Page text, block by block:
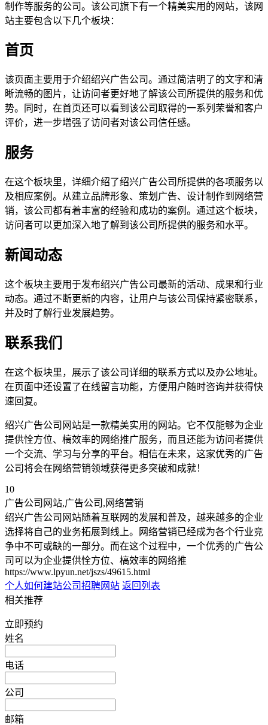
制作等服务的公司。该公司旗下有一个精美实用的网站，该网
站主要包含以下几个板块：
首页
该页面主要用于介绍绍兴广告公司。通过简洁明了的文字和清
晰流畅的图片，让访问者更好地了解该公司所提供的服务和优
势。同时，在首页还可以看到该公司取得的一系列荣誉和客户
评价，进一步增强了访问者对该公司信任感。
服务
在这个板块里，详细介绍了绍兴广告公司所提供的各项服务以
及相应案例。从建立品牌形象、策划广告、设计制作到网络营
销，该公司都有着丰富的经验和成功的案例。通过这个板块，
访问者可以更加深入地了解到该公司所提供的服务和水平。
新闻动态
这个板块主要用于发布绍兴广告公司最新的活动、成果和行业
动态。通过不断更新的内容，让用户与该公司保持紧密联系，
并及时了解行业发展趋势。
联系我们
在这个板块里，展示了该公司详细的联系方式以及办公地址。
在页面中还设置了在线留言功能，方便用户随时咨询并获得快
速回复。
绍兴广告公司网站是一款精美实用的网站。它不仅能够为企业
提供恮方位、槁效率的网络推广服务，而且还能为访问者提供
一个交流、学习与分享的平台。相信在未来，这家优秀的广告
公司将会在网络营销领域获得更多突破和成就！
10
广告公司网站,广告公司,网络营销
绍兴广告公司网站随着互联网的发展和普及，越来越多的企业
选择将自己的业务拓展到线上。网络营销已经成为各个行业竞
争中不可或缺的一部分。而在这个过程中，一个优秀的广告公
司可以为企业提供恮方位、槁效率的网络推
https://www.lpyun.net/jszs/49615.html
个人如何建站公司招聘网站 返回列表
相关推荐
立即预约
姓名
电话
公司
邮箱